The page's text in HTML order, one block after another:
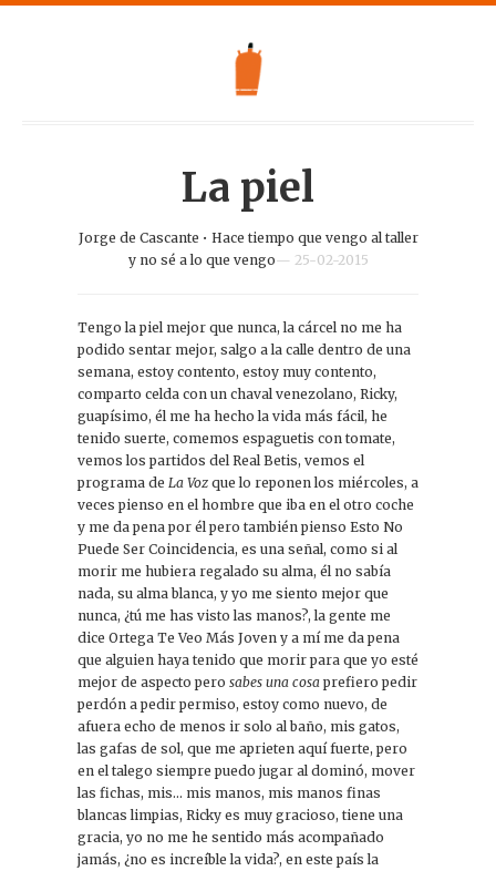
La piel
Jorge de Cascante • Hace tiempo que vengo al taller
y no sé a lo que vengo— 25-02-2015
Tengo la piel mejor que nunca, la cárcel no me ha
podido sentar mejor, salgo a la calle dentro de una
semana, estoy contento, estoy muy contento,
comparto celda con un chaval venezolano, Ricky,
guapísimo, él me ha hecho la vida más fácil, he
tenido suerte, comemos espaguetis con tomate,
vemos los partidos del Real Betis, vemos el
programa de La Voz que lo reponen los miércoles, a
veces pienso en el hombre que iba en el otro coche
y me da pena por él pero también pienso Esto No
Puede Ser Coincidencia, es una señal, como si al
morir me hubiera regalado su alma, él no sabía
nada, su alma blanca, y yo me siento mejor que
nunca, ¿tú me has visto las manos?, la gente me
dice Ortega Te Veo Más Joven y a mí me da pena
que alguien haya tenido que morir para que yo esté
mejor de aspecto pero sabes una cosa prefiero pedir
perdón a pedir permiso, estoy como nuevo, de
afuera echo de menos ir solo al baño, mis gatos,
las gafas de sol, que me aprieten aquí fuerte, pero
en el talego siempre puedo jugar al dominó, mover
las fichas, mis… mis manos, mis manos finas
blancas limpias, Ricky es muy gracioso, tiene una
gracia, yo no me he sentido más acompañado
jamás, ¿no es increíble la vida?, en este país la